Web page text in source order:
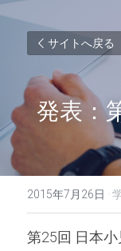
サイトへ戻る
発表：
2015年7月26日 ·
第25回 日本